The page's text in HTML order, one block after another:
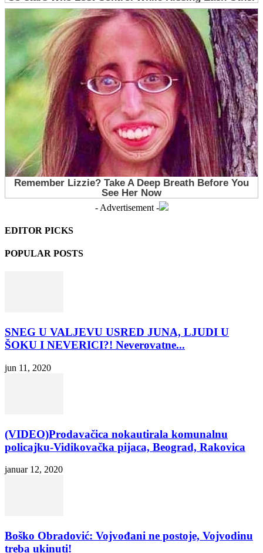
- Advertisement -
EDITOR PICKS
POPULAR POSTS
SNEG U VALJEVU USRED JUNA, LJUDI U
ŠOKU I NEVERICI?! Neverovatne...
jun 11, 2020
(VIDEO)Prodavačica nokautirala komunalnu
policajku-Vidikovačka pijaca, Beograd, Rakovica
januar 12, 2020
Boško Obradović: Vojvođani ne postoje, Vojvodinu
treba ukinuti!